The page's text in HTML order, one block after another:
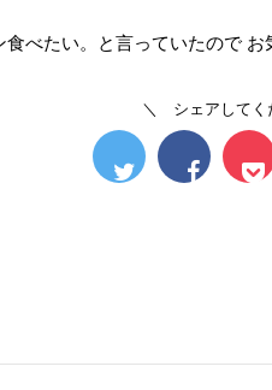
食べたい。と言っていたので お
＼ シェアして